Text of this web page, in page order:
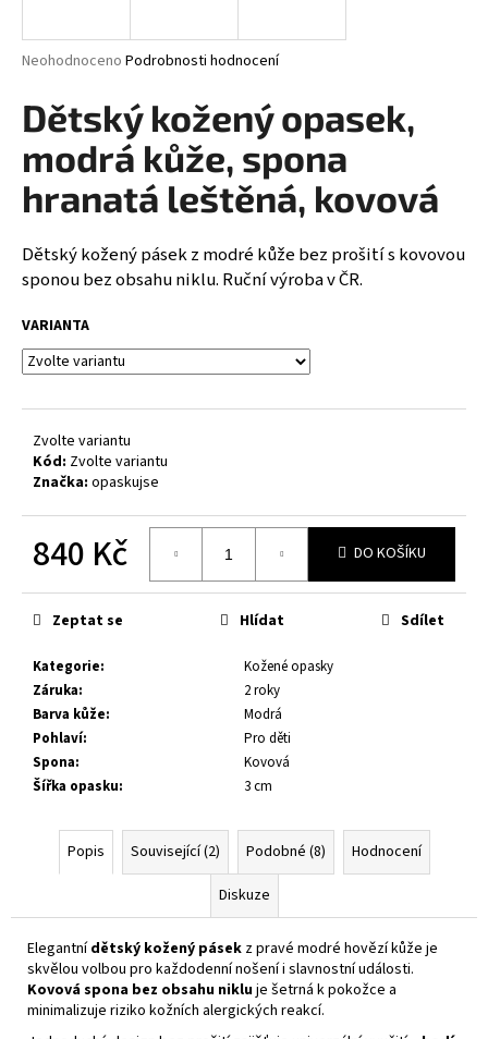
Průměrné
produktu
je
5
hvězdiček.
Neohodnoceno Podrobnosti hodnocení
Dětský kožený opasek,
modrá kůže, spona
hranatá leštěná, kovová
Dětský kožený pásek z modré kůže bez prošití s kovovou
sponou bez obsahu niklu. Ruční výroba v ČR.
VARIANTA
Zvolte variantu
Kód: Zvolte variantu
Značka: opaskujse
840 Kč
cena:
DO KOŠÍKU
Kategorie:
Kožené opasky
Záruka:
2 roky
Barva kůže:
Modrá
Pohlaví:
Pro děti
Spona:
Kovová
Šířka opasku: 3 cm
Zeptat se Hlídat Sdílet
Popis Související (2) Podobné (8)
Hodnocení
Diskuze
Elegantnídětský kožený pásek z pravé modré hovězí kůže je
skvělou volbou pro každodenní nošení i slavnostní události.
Kovová spona bez obsahu nikluje šetrná k pokožce a
minimalizuje riziko kožních alergických reakcí.
j
t
?
HLEDAT
D
o
u
u
m
RAŽBA
MONOGRAMU
10
Kč